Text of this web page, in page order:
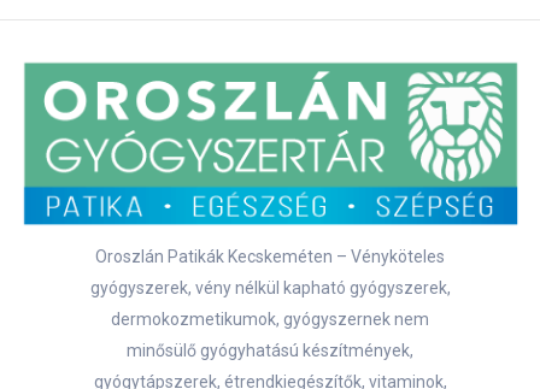
Oroszlán Patikák Kecskeméten – Vényköteles
gyógyszerek, vény nélkül kapható gyógyszerek,
dermokozmetikumok, gyógyszernek nem
minősülő gyógyhatású készítmények,
gyógytápszerek, étrendkiegészítők, vitaminok,